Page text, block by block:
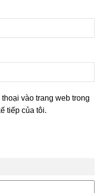
vào trang web trong
tiếp của tôi.